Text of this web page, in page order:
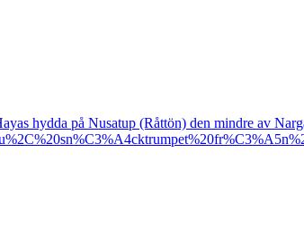
hydda på Nusatup (Råttön) den mindre av